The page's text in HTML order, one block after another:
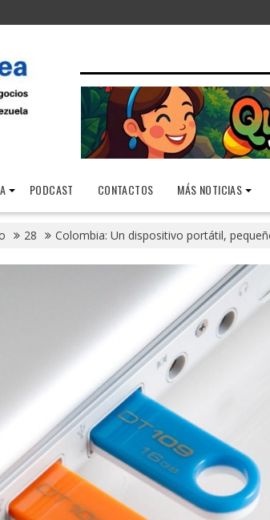
PODCAST CONTACTOS MÁS NOTICIAS
28 Colombia: Un dispositivo portátil,